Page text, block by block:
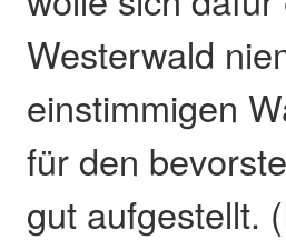
Westerwald
einstimmigen
für den
gut aufgestellt.